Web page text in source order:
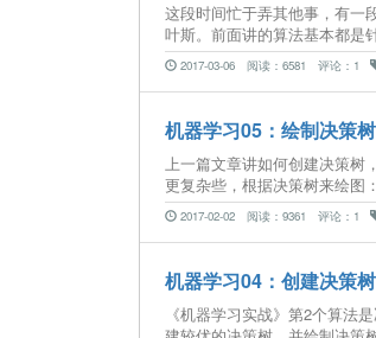
这段时间忙于弄其他事，有一
叶斯。前面讲的算法基本都是
2017-03-06 阅读：6581 评论：1
机器学习05：绘制决策树
上一篇文章讲如何创建决策树
更复杂些，根据决策树来绘图
2017-02-02 阅读：9361 评论：1
机器学习04：创建决策树
《机器学习实战》第2个算法